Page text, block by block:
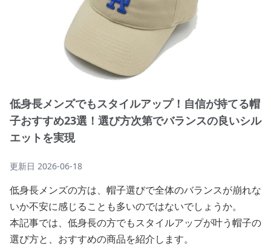
低身長メンズでもスタイルアップ！自信が持てる帽
子おすすめ23選！選び方次第でバランスの良いシル
エットを実現
更新日 2026-06-18
低身長メンズの方は、帽子選びで全体のバランスが崩れな
いか不安に感じることも多いのではないでしょうか。
本記事では、低身長の方でもスタイルアップが叶う帽子の
選び方と、おすすめの商品を紹介します。